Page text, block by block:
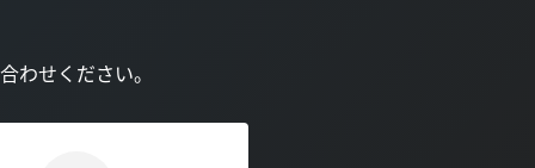
わせください。